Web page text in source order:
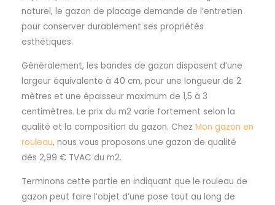
naturel, le gazon de placage demande de l’entretien
pour conserver durablement ses propriétés
esthétiques.
Généralement, les bandes de gazon disposent d’une
largeur équivalente à 40 cm, pour une longueur de 2
mètres et une épaisseur maximum de 1,5 à 3
centimètres. Le prix du m2 varie fortement selon la
qualité et la composition du gazon. Chez Mon gazon en
rouleau, nous vous proposons une gazon de qualité
dès 2,99 € TVAC du m2.
Terminons cette partie en indiquant que le rouleau de
gazon peut faire l’objet d’une pose tout au long de